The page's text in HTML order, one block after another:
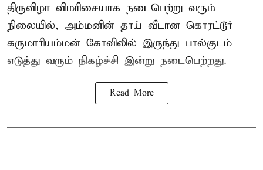
திருவிழா விமரிசையாக நடைபெற்று வரும்
நிலையில், அம்மனின் தாய் வீடான கொரட்டூர்
கருமாரியம்மன் கோவிலில் இருந்து பால்குடம்
எடுத்து வரும் நிகழ்ச்சி இன்று நடைபெற்றது.
Read More